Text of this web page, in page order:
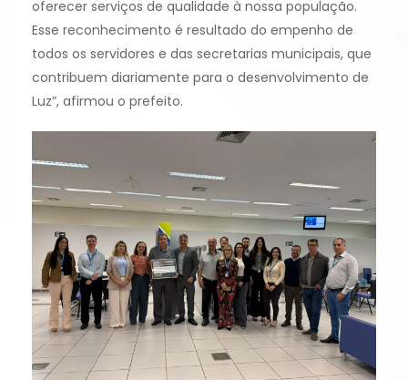
oferecer serviços de qualidade à nossa população.
Esse reconhecimento é resultado do empenho de
todos os servidores e das secretarias municipais, que
contribuem diariamente para o desenvolvimento de
Luz”, afirmou o prefeito.